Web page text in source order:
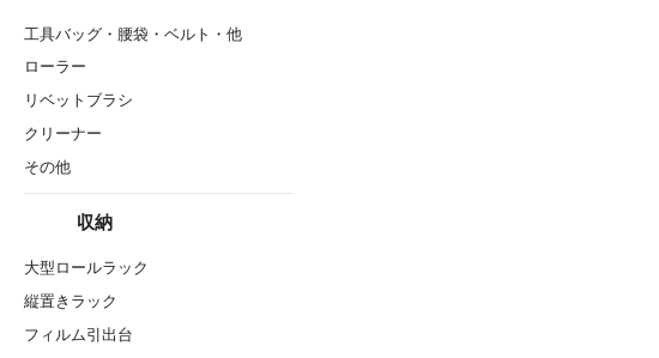
工具バッグ・腰袋・ベルト・他
ローラー
リベットブラシ
クリーナー
その他
収納
大型ロールラック
縦置きラック
フィルム引出台